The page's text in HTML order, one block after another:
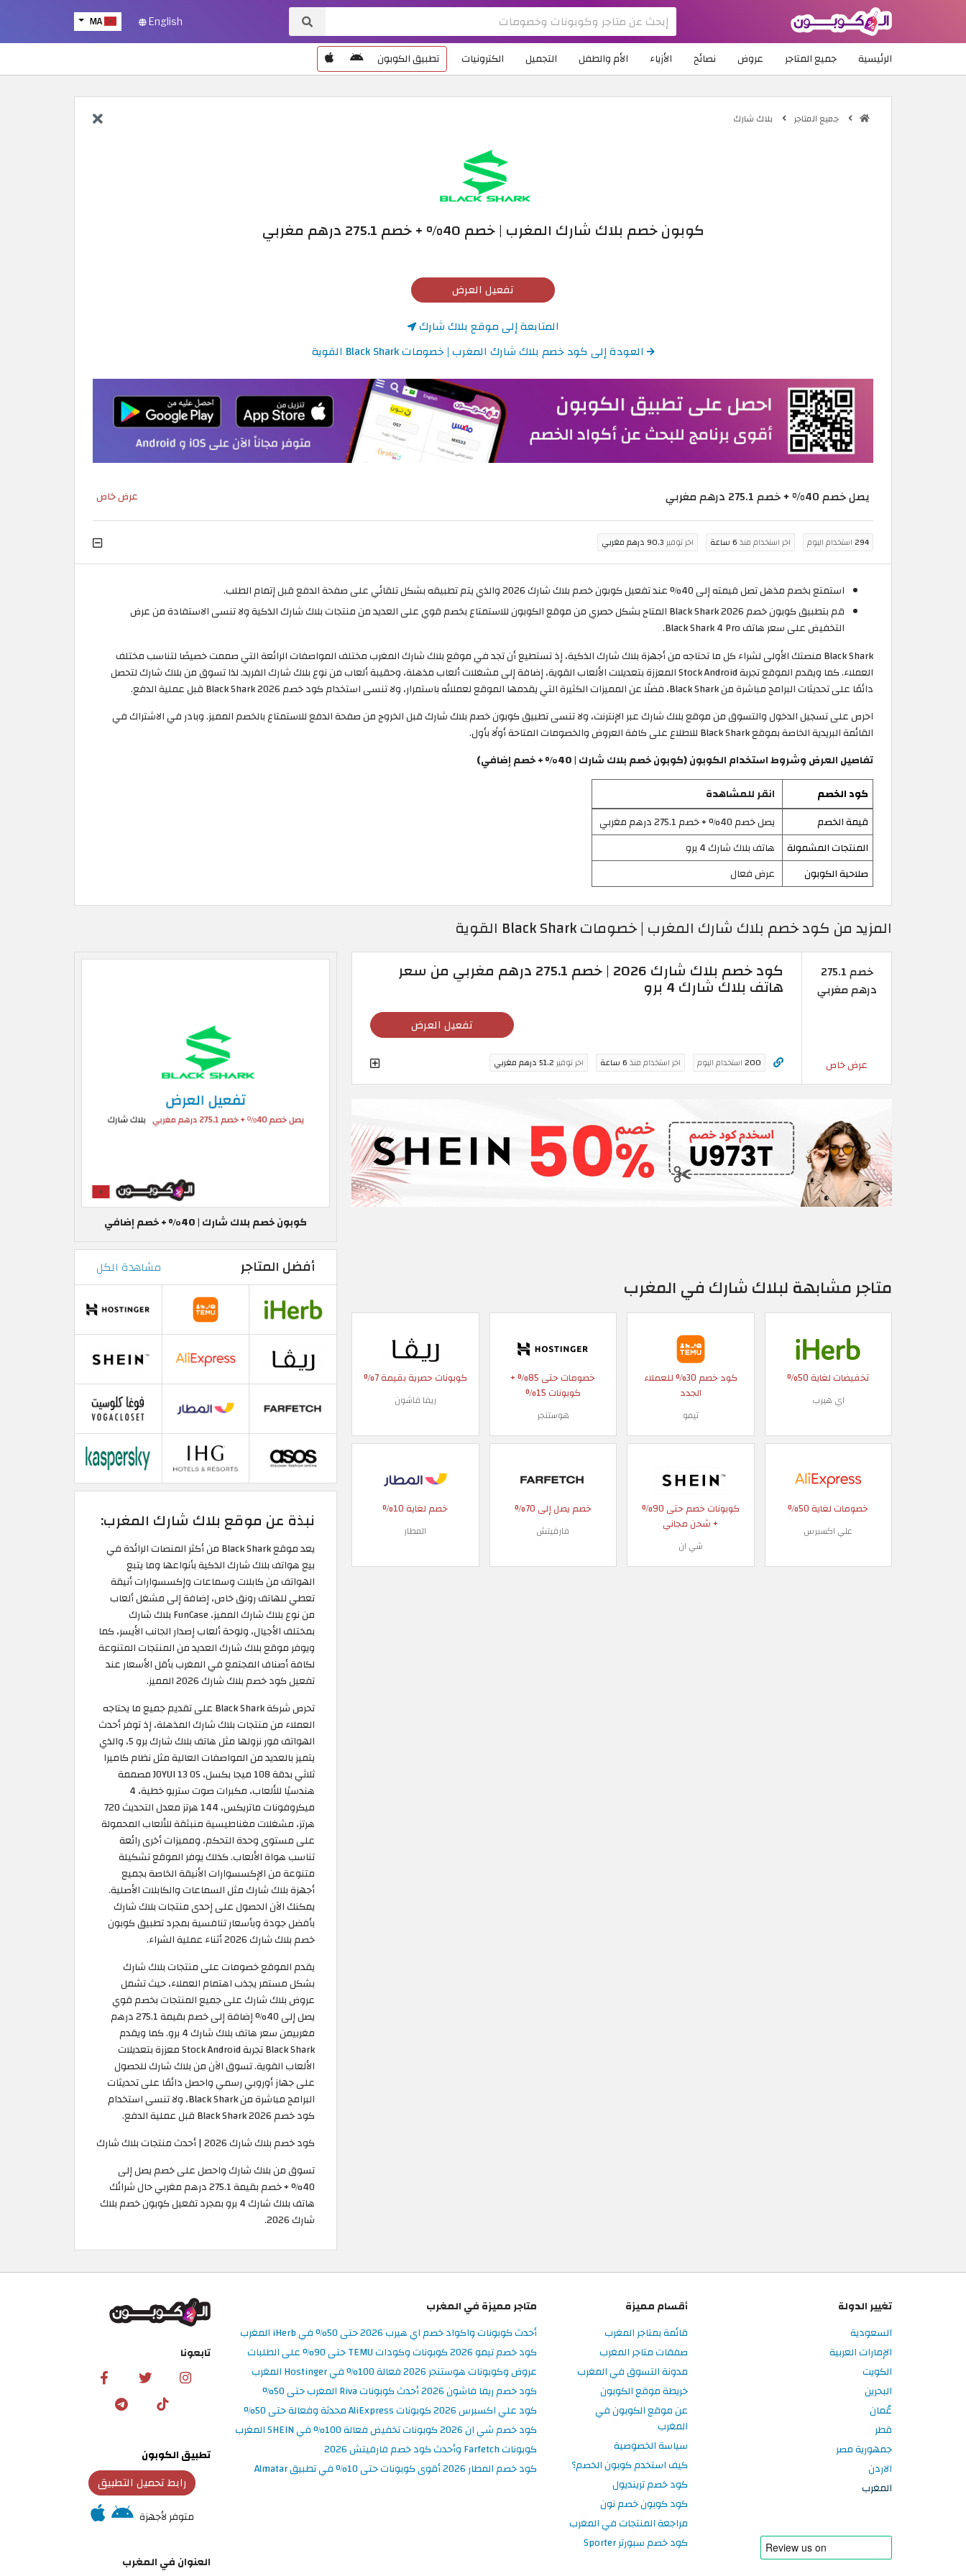
MA English
الرئيسية جميع المتاجر عروض نصائح الأزياء الأم والطفل التجميل الكترونيات تطبيق الكوبون
جميع المتاجر بلاك شارك
كوبون خصم بلاك شارك المغرب | خصم 40% + خصم 275.1 درهم مغربي
تفعيل العرض
المتابعة إلى موقع بلاك شارك
العودة إلى كود خصم بلاك شارك المغرب | خصومات Black Shark القوية
يصل خصم 40% + خصم 275.1 درهم مغربي عرض خاص
294استخدام اليوم اخر استخدام منذ6 ساعة اخر توفير90.3 درهم مغربي
استمتع بخصم مذهل تصل قيمته إلى 40% عند تفعيل كوبون خصم بلاك شارك 2026 والذي يتم تطبيقه بشكل تلقائي على صفحة الدفع قبل إتمام الطلب.
قم بتطبيق كوبون خصم Black Shark 2026 المتاح بشكل حصري من موقع الكوبون للاستمتاع بخصم قوي على العديد من منتجات بلاك شارك الذكية ولا تنسى الاستفادة من عرض
التخفيض على سعر هاتف Black Shark 4 Pro.
Black Shark منصتك الأولى لشراء كل ما تحتاجه من أجهزة بلاك شارك الذكية، إذ تستطيع أن تجد في موقع بلاك شارك المغرب مختلف المواصفات الرائعة التي صممت خصيصًا لتناسب مختلف
العملاء. كما ويقدم الموقع تجربة Stock Android المعززة بتعديلات الألعاب القوية، إضافة إلى مشغلات ألعاب مذهلة، وحقيبة ألعاب من نوع بلاك شارك الفريد. لذا تسوق من بلاك شارك لتحصل
دائمًا على تحديثات البرامج مباشرة من Black Shark، فضلًا عن المميزات الكثيرة التي يقدمها الموقع لعملائه باستمرار، ولا تنسى استخدام كود خصم Black Shark 2026 قبل عملية الدفع.
احرص على تسجيل الدخول والتسوق من موقع بلاك شارك عبر الإنترنت، ولا تنسى تطبيق كوبون خصم بلاك شارك قبل الخروج من صفحة الدفع للاستمتاع بالخصم المميز. وبادر في الاشتراك في
القائمة البريدية الخاصة بموقع Black Shark للاطلاع على كافة العروض والخصومات المتاحة أولًا بأول.
تفاصيل العرض وشروط استخدام الكوبون (كوبون خصم بلاك شارك | 40% + خصم إضافي)
كود الخصم
انقر للمشاهدة
قيمة الخصم
يصل خصم 40% + خصم 275.1 درهم مغربي
المنتجات المشمولة
هاتف بلاك شارك 4 برو
صلاحية الكوبون
عرض فعال
المزيد من كود خصم بلاك شارك المغرب | خصومات Black Shark القوية
خصم 275.1
درهم مغربي
عرض خاص
كود خصم بلاك شارك 2026 | خصم 275.1 درهم مغربي من سعر
هاتف بلاك شارك 4 برو
تفعيل العرض
200استخدام اليوم اخر استخدام منذ6 ساعة اخر توفير51.2 درهم مغربي
متاجر مشابهة لبلاك شارك في المغرب
تخفيضات لغاية 50%
اي هيرب
كود خصم 30% للعملاء
الجدد
تيمو
خصومات حتى 85% +
كوبونات 15%
هوستنجر
كوبونات حصرية بقيمة 7%
ريفا فاشون
خصومات لغاية 50%
علي اكسبرس
كوبونات خصم حتى 90%
+ شحن مجاني
شي ان
خصم يصل إلى 70%
فارفيتش
خصم لغاية 10%
المطار
كوبون خصم بلاك شارك | 40% + خصم إضافي
أفضل المتاجر مشاهدة الكل
نبذة عن موقع بلاك شارك المغرب:
يعد موقع Black Shark من أكثر المنصات الرائدة في
بيع هواتف بلاك شارك الذكية بأنواعها وما يتبع
الهواتف من كابلات وسماعات وإكسسوارات أنيقة
تعطي للهاتف رونق خاص، إضافة إلى مشغل ألعاب
من نوع بلاك شارك المميز، FunCase بلاك شارك
بمختلف الأجيال، ولوحة ألعاب إصدار الجانب الأيسر، كما
ويوفر موقع بلاك شارك العديد من المنتجات المتنوعة
لكافة أصناف المجتمع في المغرب بأقل الأسعار عند
تفعيل كود خصم بلاك شارك 2026 المميز.
تحرص شركة Black Shark على تقديم جميع ما يحتاجه
العملاء من منتجات بلاك شارك المذهلة، إذ توفر أحدث
الهواتف فور نزولها مثل هاتف بلاك شارك برو 5، والذي
يتميز بالعديد من المواصفات العالية مثل نظام كاميرا
ثلاثي بدقة 108 ميجا بكسل، JOYUI 13 OS مصممة
هندسيًا للألعاب، مكبرات صوت ستريو خطية، 4
ميكروفونات ماتريكس، 144 هرتز معدل التحديث 720
هرتز، مشغلات مغناطيسية منبثقة للألعاب المحمولة
على مستوى وحدة التحكم، ومميزات أخرى رائعة
تناسب هواة الألعاب. كذلك يوفر الموقع تشكيلة
متنوعة من الإكسسوارات الأنيقة الخاصة بجميع
أجهزة بلاك شارك مثل السماعات والكابلات الأصلية.
يمكنك الآن الحصول على إحدى منتجات بلاك شارك
بأفضل جودة وبأسعار تنافسية بمجرد تطبيق كوبون
خصم بلاك شارك 2026 أثناء عملية الشراء.
يقدم الموقع خصومات على منتجات بلاك شارك
بشكل مستمر يجذب اهتمام العملاء، حيث تشمل
عروض بلاك شارك على جميع المنتجات بخصم قوي
يصل إلى 40% إضافة إلى خصم بقيمة 275.1 درهم
مغربيمن سعر هاتف بلاك شارك 4 برو. كما ويقدم
Black Shark تجربة Stock Android معززة بتعديلات
الألعاب القوية. تسوق الآن من بلاك شارك للحصول
على جهاز أوروبي رسمي واحصل دائمًا على تحديثات
البرامج مباشرة من Black Shark، ولا تنسى استخدام
كود خصم Black Shark 2026 قبل عملية الدفع.
كود خصم بلاك شارك 2026 | أحدث منتجات بلاك شارك
تسوق من بلاك شارك واحصل على خصم يصل إلى
40% + خصم بقيمة 275.1 درهم مغربي حال شرائك
هاتف بلاك شارك 4 برو بمجرد تفعيل كوبون خصم بلاك
شارك 2026.
تغيير الدولة
السعودية
الإمارات العربية
الكويت
البحرين
عُمان
قطر
جمهورية مصر
الاردن
المغرب
أقسام مميزة
قائمة بمتاجر المغرب
صفقات متاجر المغرب
مدونة التسوق في المغرب
خريطة موقع الكوبون
عن موقع الكوبون في
المغرب
سياسة الخصوصية
كيف استخدم كوبون الخصم؟
كود خصم ترينديول
كود كوبون خصم نون
مراجعة المنتجات في المغرب
كود خصم سبورتر Sporter
متاجر مميزة في المغرب
أحدث كوبونات واكواد خصم اي هيرب 2026 حتى 50% في iHerb المغرب
كود خصم تيمو 2026 كوبونات وكودات TEMU حتى 90% على الطلبات
عروض وكوبونات هوستنجر 2026 فعالة 100% في Hostinger المغرب
كود خصم ريفا فاشون 2026 أحدث كوبونات Riva المغرب حتى 50%
كود علي اكسبرس 2026 كوبونات AliExpress محدثة وفعالة حتى 50%
كود خصم شي ان 2026 كوبونات تخفيض فعالة 100% في SHEIN المغرب
كوبونات Farfetch وأحدث كود خصم فارفيتش 2026
كود خصم المطار 2026 أقوى كوبونات حتى 10% في تطبيق Almatar
تابعونا
تطبيق الكوبون
رابط تحميل التطبيق
متوفر لأجهزة
العنوان في المغرب